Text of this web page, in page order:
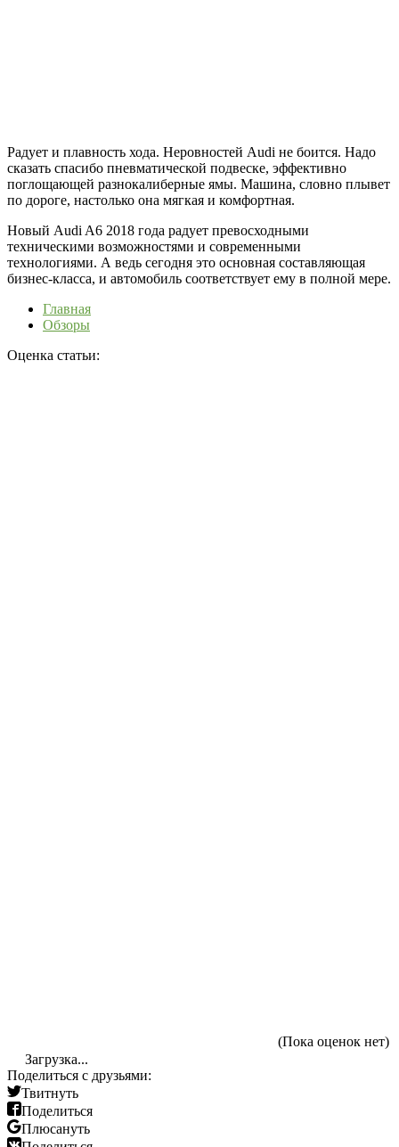
Радует и плавность хода. Неровностей Audi не боится. Надо
сказать спасибо пневматической подвеске, эффективно
поглощающей разнокалиберные ямы. Машина, словно плывет
по дороге, настолько она мягкая и комфортная.
Новый Audi A6 2018 года радует превосходными
техническими возможностями и современными
технологиями. А ведь сегодня это основная составляющая
бизнес-класса, и автомобиль соответствует ему в полной мере.
Главная
Обзоры
Оценка статьи:
(Пока оценок нет)
Загрузка...
Поделиться с друзьями:
Твитнуть
Поделиться
Плюсануть